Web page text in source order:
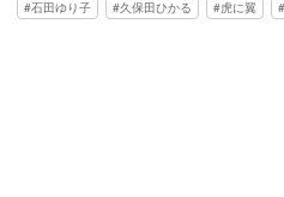
石田ゆり子 久保田ひかる 虎に翼